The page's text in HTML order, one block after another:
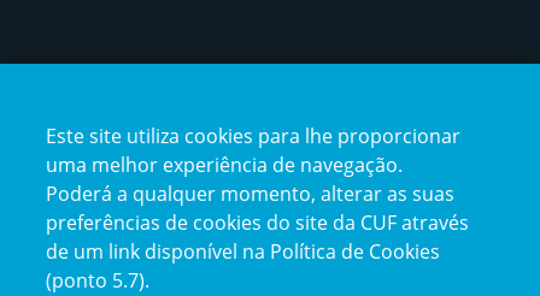
certification2certification3
Este site utiliza cookies para lhe proporcionar
uma melhor experiência de navegação.
Poderá a qualquer momento, alterar as suas
preferências de cookies do site da CUF através
de um link disponível na Política de Cookies
(ponto 5.7).